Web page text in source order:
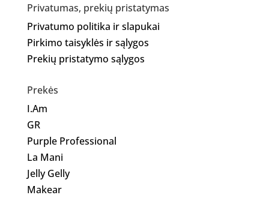
Privatumas, prekių pristatymas
Privatumo politika ir slapukai
Pirkimo taisyklės ir sąlygos
Prekių pristatymo sąlygos
Prekės
I.Am
GR
Purple Professional
La Mani
Jelly Gelly
Makear